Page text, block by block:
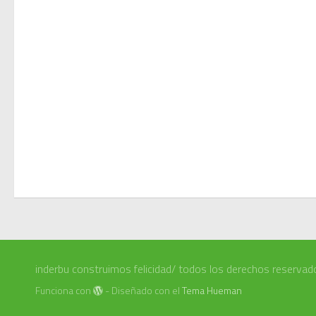
inderbu construimos felicidad/ todos los derechos
Funciona con - Diseñado con elTema Hueman